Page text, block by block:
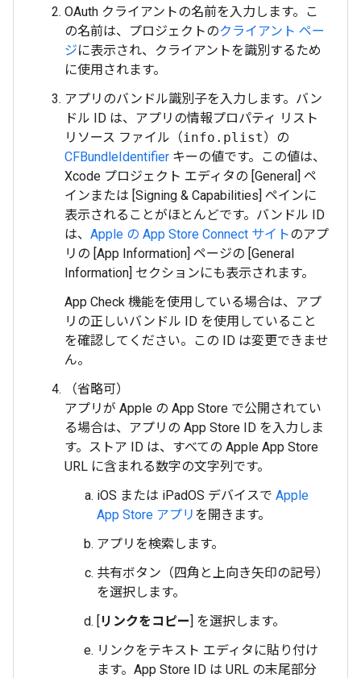
OAuth クライアントの名前を入力します。こ
の名前は、プロジェクトのクライアント ペー
ジに表示され、クライアントを識別するため
に使用されます。
アプリのバンドル識別子を入力します。バン
ドル ID は、アプリの情報プロパティ リスト
リソース ファイル（info.plist）の
CFBundleIdentifier キーの値です。この値は、
Xcode プロジェクト エディタの [General] ペ
インまたは [Signing & Capabilities] ペインに
表示されることがほとんどです。バンドル ID
は、 Apple の App Store Connect サイトのアプ
リの [App Information] ページの [General
Information] セクションにも表示されます。
App Check 機能を使用している場合は、アプ
リの正しいバンドル ID を使用していること
を確認してください。この ID は変更できませ
ん。
（省略可）
アプリが Apple の App Store で公開されてい
る場合は、アプリの App Store ID を入力しま
す。ストア ID は、すべての Apple App Store
URL に含まれる数字の文字列です。
iOS または iPadOS デバイスで Apple
App Store アプリ を開きます。
アプリを検索します。
共有ボタン（四角と上向き矢印の記号）
を選択します。
[リンクをコピー] を選択します。
リンクをテキスト エディタに貼り付け
ます。App Store ID は URL の末尾部分